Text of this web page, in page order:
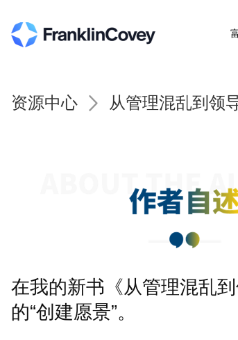
资源中心 从管理混乱到领
在我的新书《从管理混乱
的“创建愿景”。